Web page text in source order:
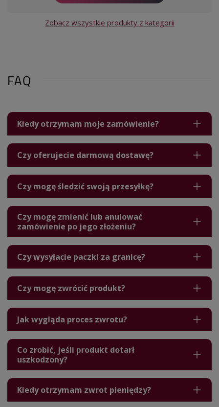
Zobacz wszystkie produkty z kategorii
FAQ
Kiedy otrzymam moje zamówienie?
Czy oferujecie darmową dostawę?
Czy mogę śledzić swoją przesyłkę?
Czy mogę zmienić lub anulować
zamówienie po jego złożeniu?
Czy wysyłacie paczki za granicę?
Czy mogę zwrócić produkt?
Jak wygląda proces zwrotu?
Co zrobić, jeśli produkt dotarł
uszkodzony?
Kiedy otrzymam zwrot pieniędzy?